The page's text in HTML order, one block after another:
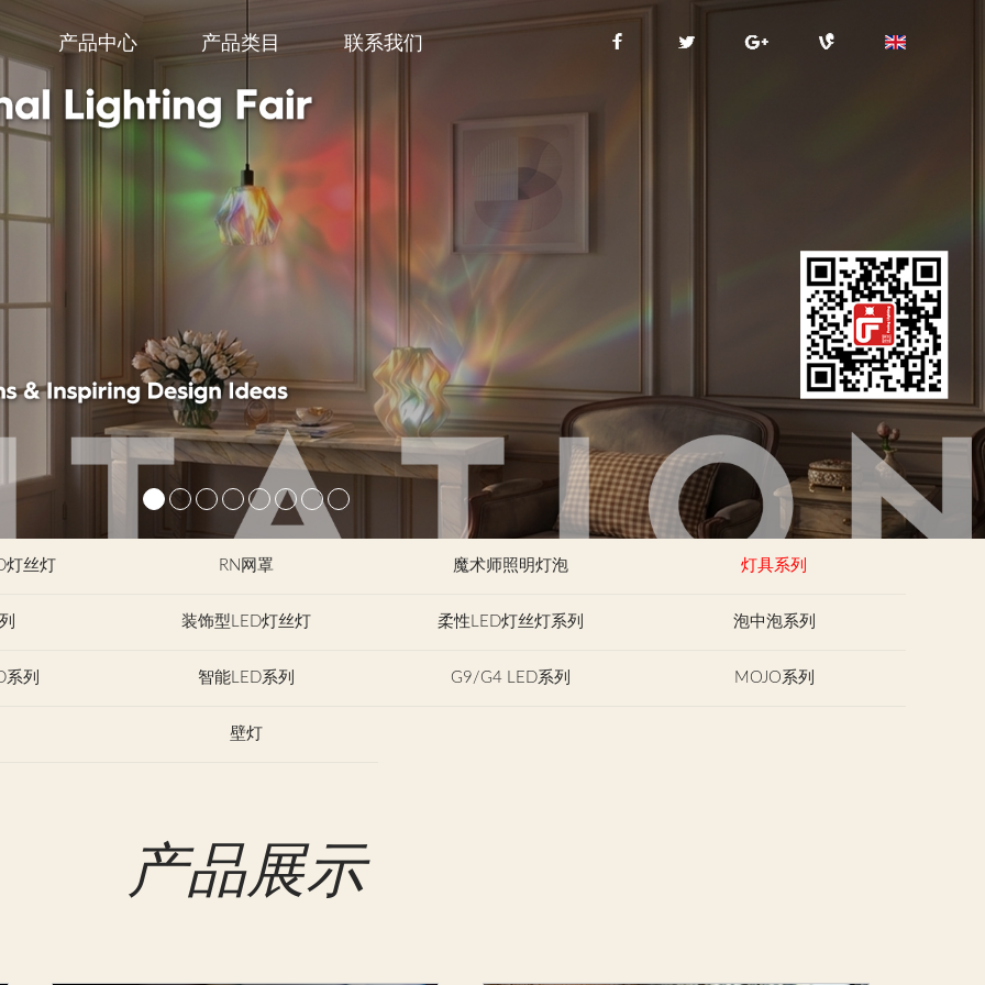
产品中心 产品类目 联系我们
灯丝灯 RN网罩 魔术师照明灯泡 灯具系列
装饰型LED灯丝灯 柔性LED灯丝灯系列 泡中泡系列
系列 智能LED系列 G9/G4 LED系列 MOJO系列
壁灯
产品展示